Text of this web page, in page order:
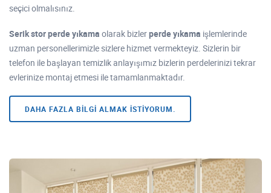
seçici olmalısınız.
Serik stor perde yıkama olarak bizlerperde yıkama işlemlerinde
uzman personellerimizle sizlere hizmet vermekteyiz. Sizlerin bir
telefon ile başlayan temizlik anlayışımız bizlerin perdelerinizi tekrar
evlerinize montaj etmesi ile tamamlanmaktadır.
DAHA FAZLA BILGI ALMAK ISTIYORUM.